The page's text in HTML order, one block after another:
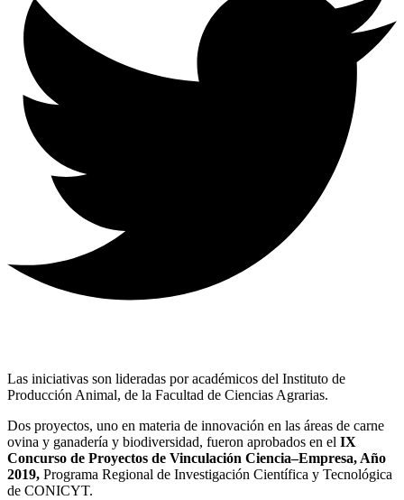
Las iniciativas son lideradas por académicos del Instituto de
Producción Animal, de la Facultad de Ciencias Agrarias.
Dos proyectos, uno en materia de innovación en las áreas de carne
ovina y ganadería y biodiversidad, fueron aprobados en el IX
Concurso de Proyectos de Vinculación Ciencia–Empresa, Año
2019, Programa Regional de Investigación Científica y Tecnológica
de CONICYT.